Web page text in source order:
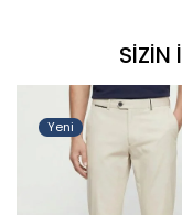
SİZİN
Yeni